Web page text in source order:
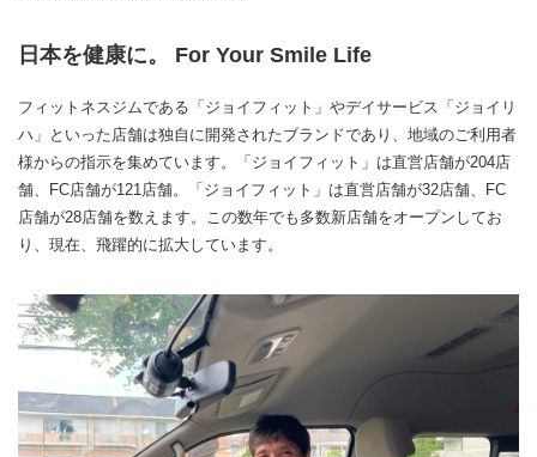
日本を健康に。 For Your Smile Life
フィットネスジムである「ジョイフィット」やデイサービス「ジョイリ
ハ」といった店舗は独自に開発されたブランドであり、地域のご利用者
様からの指示を集めています。「ジョイフィット」は直営店舗が204店
舗、FC店舗が121店舗。「ジョイフィット」は直営店舗が32店舗、FC
店舗が28店舗を数えます。この数年でも多数新店舗をオープンしてお
り、現在、飛躍的に拡大しています。